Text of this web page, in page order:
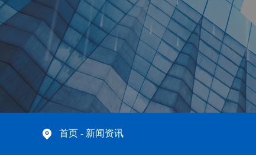
首页 - 新闻资讯